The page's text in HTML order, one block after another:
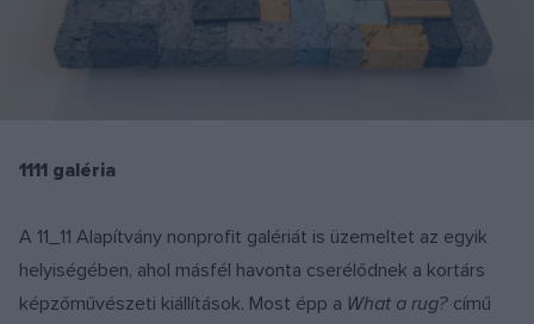
1111 galéria
A 11_11 Alapítvány nonprofit galériát is üzemeltet az egyik
helyiségében, ahol másfél havonta cserélődnek a kortárs
képzőművészeti kiállítások. Most épp a What a rug? című